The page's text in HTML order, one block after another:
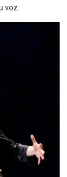
voz.